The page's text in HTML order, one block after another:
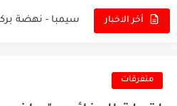
أخر الاخبار
متفرقات